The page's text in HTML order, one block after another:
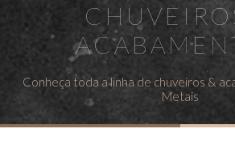
Conheça toda a linha de chuveiros &
Metais